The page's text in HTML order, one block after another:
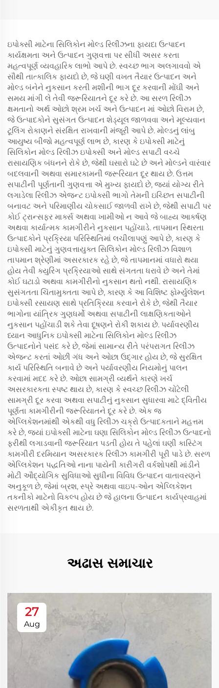
ઇપોક્સી માટેના સિલિકોન મોલ્ડ રિલીઝના ફાયદા ઉત્પાદન
કાર્યક્ષમતા અને ઉત્પાદન ગુણવત્તા પર સીધી અસર કરતા
મહત્વપૂર્ણ વ્યવહારિક લાભો આપે છે. સ્વચ્છ ભાગ અલગાવવો એ
સૌથી તાત્કાલિક ફાયદો છે, જે ઘણી વખત તૈયાર ઉત્પાદન અને
મોલ્ડ બંનેને નુકસાન કરતી મશીની ભાગ દૂર કરવાની મોંઘી અને
સમય માંગી લે તેવી જરૂરિયાતને દૂર કરે છે. આ સરળ રિલીઝ
ક્ષમતાનો અર્થ ઓછો શ્રમ ખર્ચ અને ઉત્પાદન માં ઓછો વિરામ છે,
જે ઉત્પાદકોને સુસંગત ઉત્પાદન શેડ્યૂલ જાળવવા અને મૂલ્યવાન
ટૂલિંગ રોકાણને સંરક્ષિત રાખવાની મંજૂરી આપે છે. મોલ્ડનું લાંબુ
આયુષ્ય બીજો મહત્વપૂર્ણ લાભ છે, કારણ કે ઇપોક્સી માટેનું
સિલિકોન મોલ્ડ રિલીઝ ઇપોક્સી અને મોલ્ડ સપાટી વચ્ચે
રાસાયણિક બંધનને રોકે છે, જેથી ઘસારો ઘટે છે અને મોલ્ડને વારંવાર
બદલવાની અથવા સમારકામની જરૂરિયાત દૂર થાય છે. ઉત્તમ
સપાટીની પૂર્ણતાની ગુણવત્તા એ મુખ્ય ફાયદો છે, જ્યાં યોગ્ય રીતે
લગાડેલા રિલીઝ એજન્ટ ઇપોક્સી ભાગો તેમની ઇચ્છિત સપાટીની
બનાવટ અને પરિમાણીય ચોકસાઈ જાળવી રાખે છે, જેથી સપાટી પર
કોઈ ટ્રાન્સફર માર્ક્સ અથવા ખામીઓ ન આવે જે બાહ્ય આકર્ષણ
અથવા કાર્યાત્મક કામગીરીને નુકસાન પહોંચાડે. તાપમાન સ્થિરતા
ઉત્પાદકોને પ્રક્રિયા પરિસ્થિતિમાં લચીલાપણું આપે છે, કારણ કે
ઇપોક્સી માટેનું ગુણવત્તાયુક્ત સિલિકોન મોલ્ડ રિલીઝ વિશાળ
તાપમાન શ્રેણીમાં અસરકારક રહે છે, જે તાપમાનમાં વધારો થયા
હોય તેવી ક્યુરિંગ પ્રક્રિયાઓ સાથે સંગતતા ધરાવે છે અને તેમાં
કોઈ ઘટાડો અથવા કામગીરીનો નુકસાન થતો નથી. રાસાયણિક
સુસંગતતા ચિંતામુક્તતા આપે છે, કારણ કે આ વિશિષ્ટ ફોર્મ્યુલેશન
ઇપોક્સી રસાયણ સાથે પ્રતિક્રિયા કરવાને રોકે છે, જેથી તૈયાર
ભાગોના યાંત્રિક ગુણધર્મો અથવા સપાટીની લાક્ષણિકતાઓને
નુકસાન પહોંચાડી શકે તેવા દૂષણને રોકી શકાય છે. પર્યાવરણીય
ધ્યાન આધુનિક ઇપોક્સી માટેના સિલિકોન મોલ્ડ રિલીઝ
ઉત્પાદનોને પસંદ કરે છે, જેમાં સામાન્ય રીતે પરંપરાગત રિલીઝ
એજન્ટ કરતાં ઓછી ગંધ અને ઓછા ઉદ્ગાર હોય છે, જે સુરક્ષિત
કાર્ય પરિસ્થિતિ બનાવે છે અને પર્યાવરણીય નિયમોનું પાલન
કરવામાં મદદ કરે છે. ઓછા સામગ્રી વ્યર્થને કારણે ખર્ચ
અસરકારકતા સ્પષ્ટ થાય છે, કારણ કે સ્વચ્છ રિલીઝ ચોંટેલી
સામગ્રી દૂર કરવા અથવા સપાટીનું નુકસાન સુધારવા માટે દ્વિતીય
પૂર્ણતા કામગીરીની જરૂરિયાતને દૂર કરે છે. એક જ
એપ્લિકેશનમાંથી એકથી વધુ રિલીઝ ચક્રો ઉત્પાદકતાને મહત્તમ
કરે છે, જ્યાં ઇપોક્સી માટેના ઘણા સિલિકોન મોલ્ડ રિલીઝ ઉત્પાદનો
ફરીથી લગાડવાની જરૂરિયાત પડતી હોય તે પહેલાં ઘણી કાસ્ટિંગ
કામગીરી દરમિયાન અસરકારક રિલીઝ કામગીરી પૂરી પાડે છે. સરળ
એપ્લિકેશન પદ્ધતિઓ નાના પાયેની કારીગરી વર્કશોપથી માંડીને
મોટી ઔદ્યોગિક સુવિધાઓ સુધીના વિવિધ ઉત્પાદન વાતાવરણને
અનુકૂળ છે, જેમાં બ્રશ, સ્પ્રે અથવા વાઇપ-ઓન એપ્લિકેશન
તકનીકો માટેનો વિકલ્પ હોય છે જે હાલના ઉત્પાદન કાર્યપ્રવાહમાં
સરળતાથી એકીકૃત થાય છે.
અઢાસ સમાચાર
27
Aug